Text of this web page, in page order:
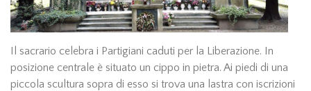
Il sacrario celebra i Partigiani caduti per la Liberazione. In
posizione centrale è situato un cippo in pietra. Ai piedi di una
piccola scultura sopra di esso si trova una lastra con iscrizioni